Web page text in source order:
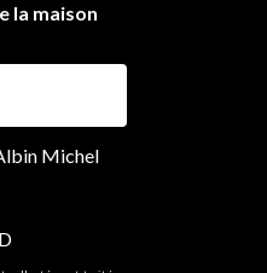
la maison
Michel